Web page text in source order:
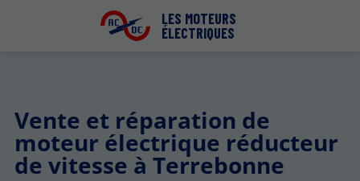
LES MOTEURS
ÉLECTRIQUES
Vente et réparation de
moteur électrique réducteur
de vitesse à Terrebonne